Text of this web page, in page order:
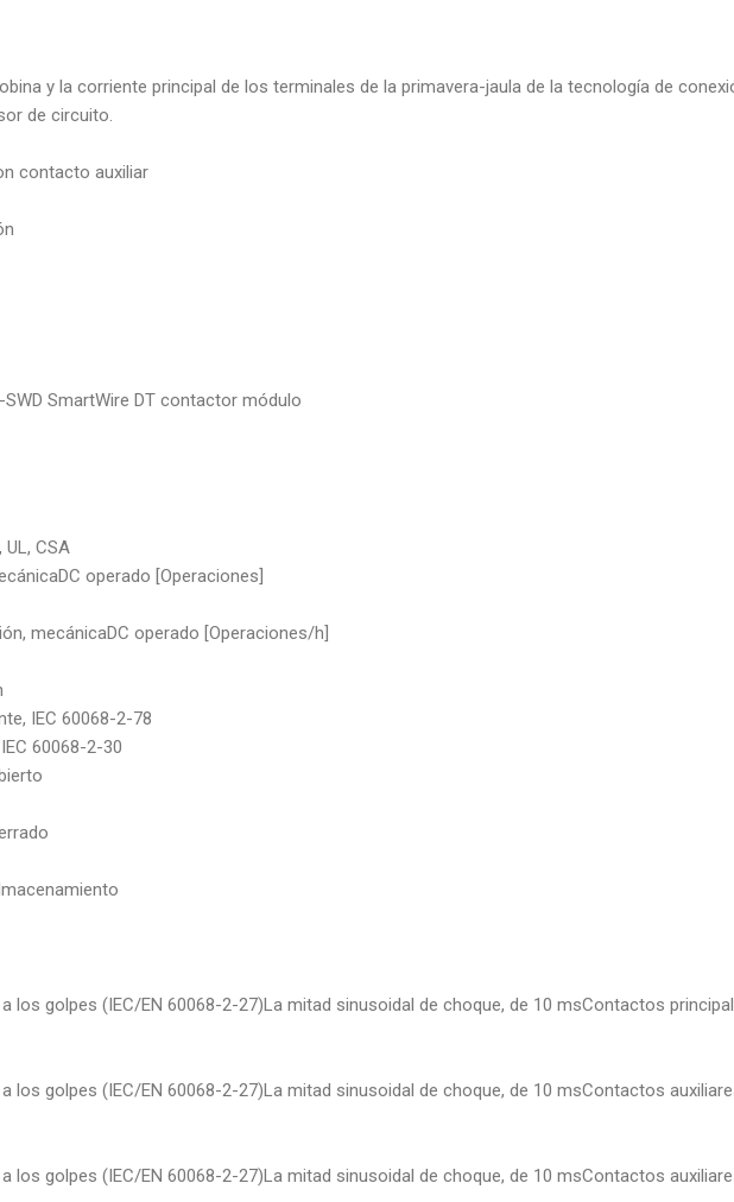
y la corriente principal de los terminales de la primavera-jaula de la tecnología de
de circuito.
contacto auxiliar
SmartWire DT contactor módulo
UL, CSA
operado [Operaciones]
mecánicaDC operado [Operaciones/h]
IEC 60068-2-78
60068-2-30
los golpes (IEC/EN 60068-2-27)La mitad sinusoidal de choque, de 10 msContactos
los golpes (IEC/EN 60068-2-27)La mitad sinusoidal de choque, de 10 msContactos
los golpes (IEC/EN 60068-2-27)La mitad sinusoidal de choque, de 10 msContactos